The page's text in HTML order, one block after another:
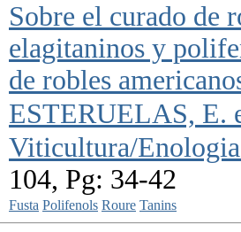
Sobre el curado de
elagitaninos y
de robles
ESTERUELAS, E.
Viticultura/
104, Pg: 34-42
Fusta Polifenols Roure Tanins